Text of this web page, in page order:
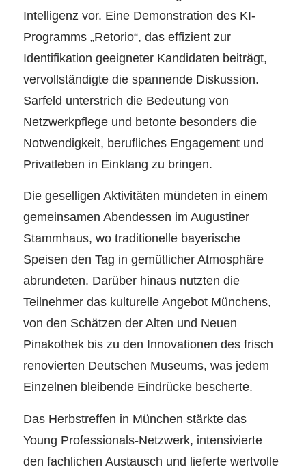
Intelligenz vor. Eine Demonstration des KI-
Programms „Retorio“, das effizient zur
Identifikation geeigneter Kandidaten beiträgt,
vervollständigte die spannende Diskussion.
Sarfeld unterstrich die Bedeutung von
Netzwerkpflege und betonte besonders die
Notwendigkeit, berufliches Engagement und
Privatleben in Einklang zu bringen.
Die geselligen Aktivitäten mündeten in einem
gemeinsamen Abendessen im Augustiner
Stammhaus, wo traditionelle bayerische
Speisen den Tag in gemütlicher Atmosphäre
abrundeten. Darüber hinaus nutzten die
Teilnehmer das kulturelle Angebot Münchens,
von den Schätzen der Alten und Neuen
Pinakothek bis zu den Innovationen des frisch
renovierten Deutschen Museums, was jedem
Einzelnen bleibende Eindrücke bescherte.
Das Herbstreffen in München stärkte das
Young Professionals-Netzwerk, intensivierte
den fachlichen Austausch und lieferte wertvolle